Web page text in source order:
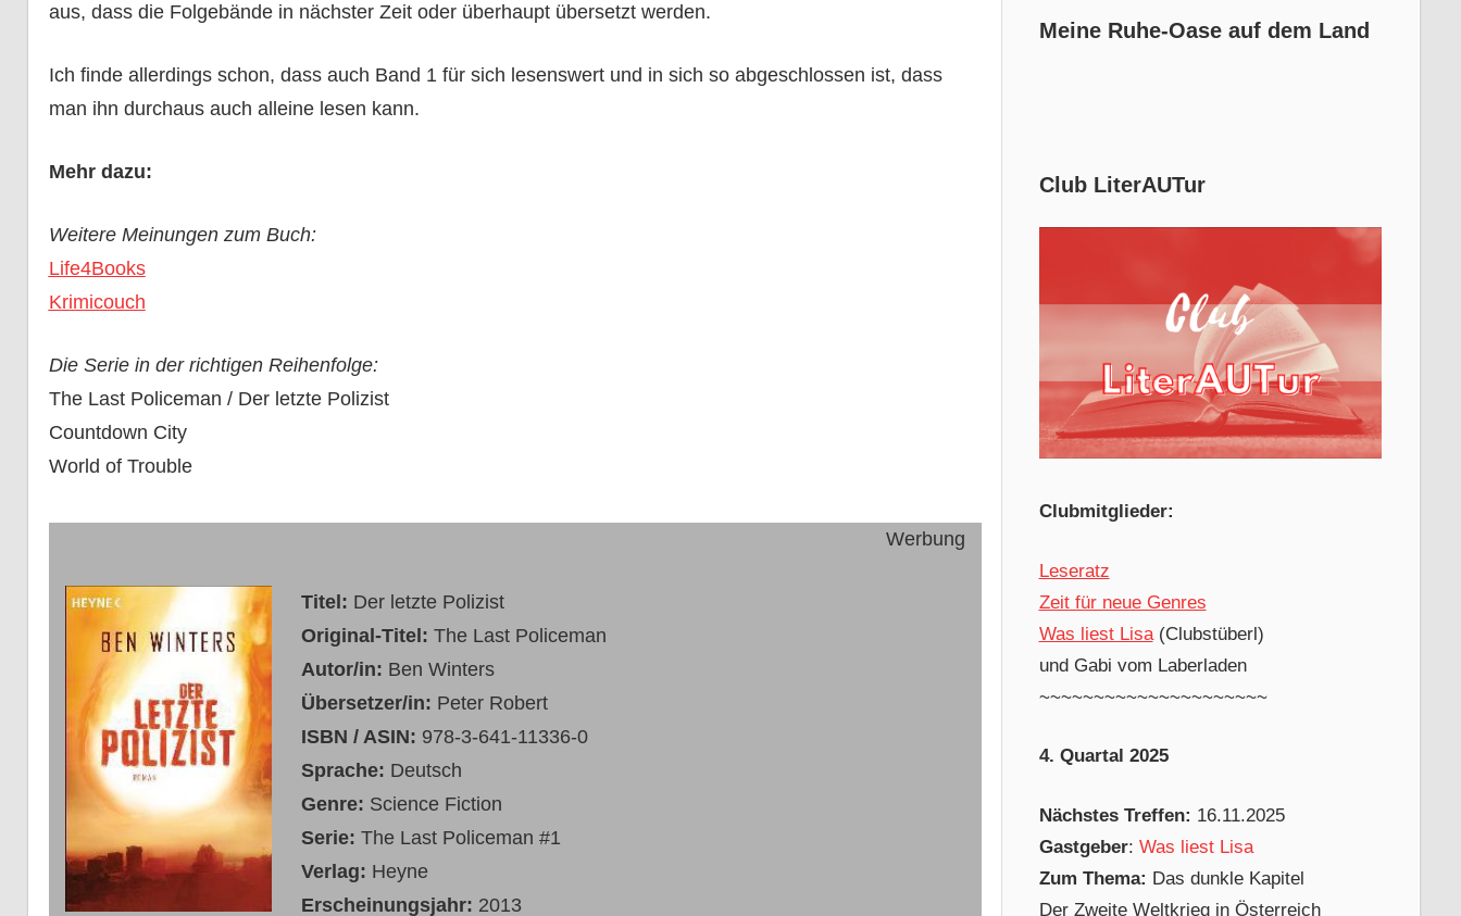
aus, dass die Folgebände in nächster Zeit oder überhaupt übersetzt werden.
Ich finde allerdings schon, dass auch Band 1 für sich lesenswert und in sich so abgeschlossen ist, dass
man ihn durchaus auch alleine lesen kann.
Mehr dazu:
Weitere Meinungen zum Buch:
Life4Books
Krimicouch
Die Serie in der richtigen Reihenfolge:
The Last Policeman / Der letzte Polizist
Countdown City
World of Trouble
Werbung
Titel: Der letzte Polizist
Original-Titel: The Last Policeman
Autor/in: Ben Winters
Übersetzer/in: Peter Robert
ISBN / ASIN: 978-3-641-11336-0
Sprache: Deutsch
Genre: Science Fiction
Serie: The Last Policeman #1
Verlag: Heyne
Erscheinungsjahr: 2013
Meine Ruhe-Oase auf dem Land
Club LiterAUTur
Clubmitglieder:
Leseratz
Zeit für neue Genres
Was liest Lisa(Clubstüberl)
und Gabi vom Laberladen
~~~~~~~~~~~~~~~~~~~~~
4. Quartal 2025
Nächstes Treffen: 16.11.2025
Gastgeber: Was liest Lisa
Zum Thema: Das dunkle Kapitel
Der Zweite Weltkrieg in Österreich